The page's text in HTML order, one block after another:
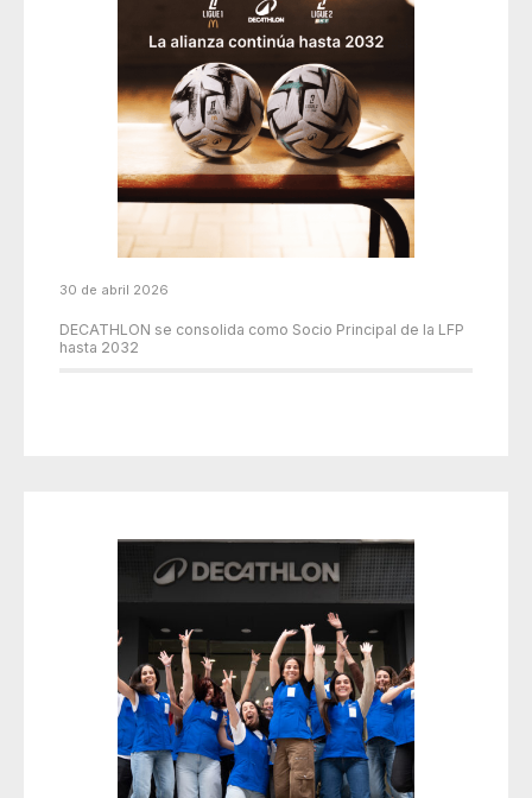
30 de abril 2026
DECATHLON se consolida como Socio Principal de la LFP
hasta 2032